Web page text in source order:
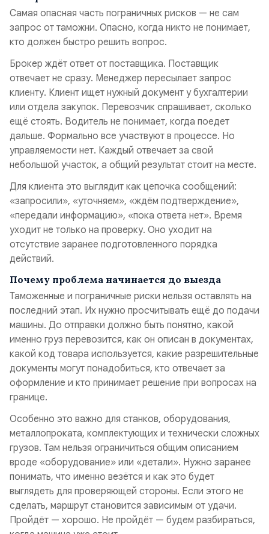
Самая опасная часть пограничных рисков — не сам
запрос от таможни. Опасно, когда никто не понимает,
кто должен быстро решить вопрос.
Брокер ждёт ответ от поставщика. Поставщик
отвечает не сразу. Менеджер пересылает запрос
клиенту. Клиент ищет нужный документ у бухгалтерии
или отдела закупок. Перевозчик спрашивает, сколько
ещё стоять. Водитель не понимает, когда поедет
дальше. Формально все участвуют в процессе. Но
управляемости нет. Каждый отвечает за свой
небольшой участок, а общий результат стоит на месте.
Для клиента это выглядит как цепочка сообщений:
«запросили», «уточняем», «ждём подтверждение»,
«передали информацию», «пока ответа нет». Время
уходит не только на проверку. Оно уходит на
отсутствие заранее подготовленного порядка
действий.
Почему проблема начинается до выезда
Таможенные и пограничные риски нельзя оставлять на
последний этап. Их нужно просчитывать ещё до подачи
машины. До отправки должно быть понятно, какой
именно груз перевозится, как он описан в документах,
какой код товара используется, какие разрешительные
документы могут понадобиться, кто отвечает за
оформление и кто принимает решение при вопросах на
границе.
Особенно это важно для станков, оборудования,
металлопроката, комплектующих и технически сложных
грузов. Там нельзя ограничиться общим описанием
вроде «оборудование» или «детали». Нужно заранее
понимать, что именно везётся и как это будет
выглядеть для проверяющей стороны. Если этого не
сделать, маршрут становится зависимым от удачи.
Пройдёт — хорошо. Не пройдёт — будем разбираться,